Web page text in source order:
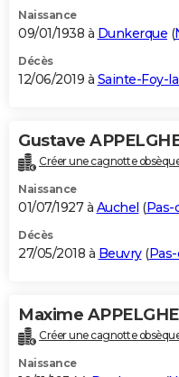
Naissance
09/01/1938 à Dunkerque (
Décès
12/06/2019 à Sainte-Foy-
Gustave
Créer une cagnotte
Naissance
01/07/1927 à Auchel (Pas-
Décès
27/05/2018 à Beuvry(
Maxime
Créer une cagnotte
Naissance